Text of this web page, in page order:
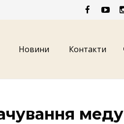
Новини Контакти
меду